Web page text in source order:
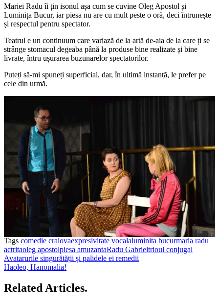
Mariei Radu îi țin isonul așa cum se cuvine Oleg Apostol și
Luminița Bucur, iar piesa nu are cu mult peste o oră, deci întrunește
și respectul pentru spectator.
Teatrul e un continuum care variază de la artă de-aia de la care ți se
strânge stomacul degeaba până la produse bine realizate și bine
livrate, întru ușurarea buzunarelor spectatorilor.
Puteți să-mi spuneți superficial, dar, în ultimă instanță, le prefer pe
cele din urmă.
Tags comedie craiovaexpresivitate vocalaluminita bucurmaria radu
actritaoleg apostolpiesa amuzantaRadu Gabrieltrioul conjugal
Avatarurile singurătății și palidele ei remedii
Haoleo, Hanomalia!
Related Articles.